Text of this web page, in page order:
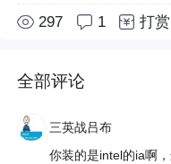
297 1 打赏
全部评论
三英战吕布
你装的是intel的ia啊